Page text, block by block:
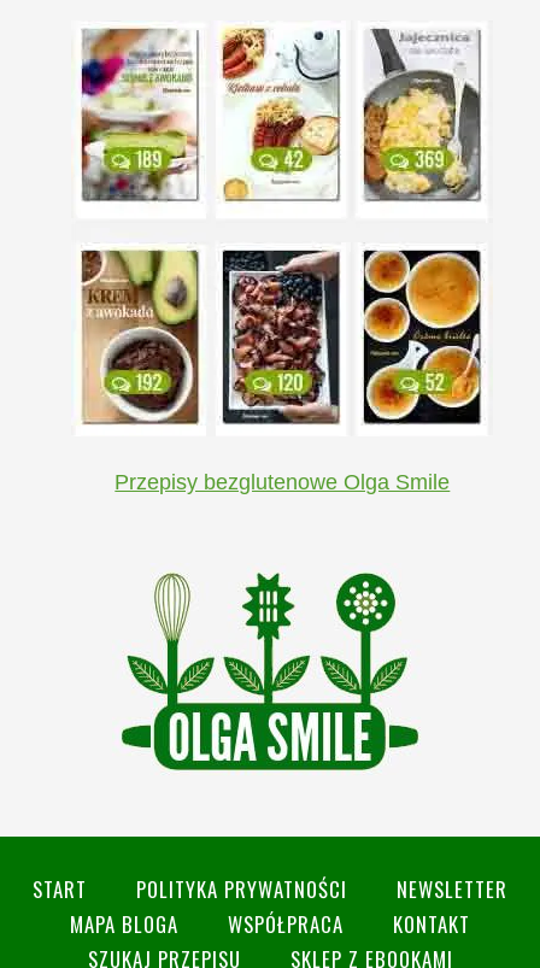
Przepisy bezglutenowe Olga Smile
START POLITYKA PRYWATNOŚCI
NEWSLETTER
MAPA BLOGA
WSPÓŁPRACA
KONTAKT
SZUKAJ PRZEPISU
SKLEP Z EBOOKAMI